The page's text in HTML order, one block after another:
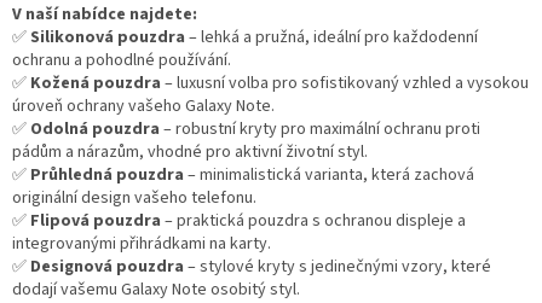
V naší nabídce najdete:
✅Silikonová pouzdra – lehká a pružná, ideální pro každodenní
ochranu a pohodlné používání.
✅ Kožená pouzdra – luxusní volba pro sofistikovaný vzhled a vysokou
úroveň ochrany vašeho Galaxy Note.
✅ Odolná pouzdra – robustní kryty pro maximální ochranu proti
pádům a nárazům, vhodné pro aktivní životní styl.
✅ Průhledná pouzdra – minimalistická varianta, která zachová
originální design vašeho telefonu.
✅ Flipová pouzdra – praktická pouzdra s ochranou displeje a
integrovanými přihrádkami na karty.
✅ Designová pouzdra – stylové kryty s jedinečnými vzory, které
dodají vašemu Galaxy Note osobitý styl.